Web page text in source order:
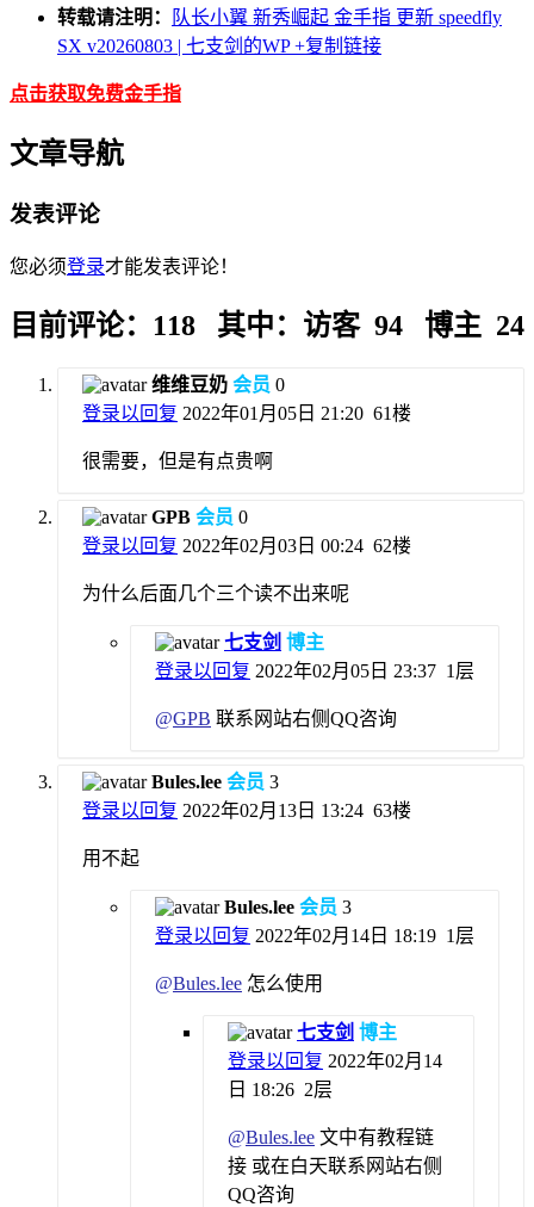
转载请注明：
队长小翼 新秀崛起 金手指 更新 speedfly
SX v20260803 | 七支剑的WP+复制链接
点击获取免费金手指
文章导航
发表评论
您必须登录才能发表评论！
目前评论：118 其中：访客 94 博主 24
维维豆奶 会员 0
登录以回复 2022年01月05日 21:20 61楼
很需要，但是有点贵啊
GPB 会员 0
登录以回复 2022年02月03日 00:24 62楼
为什么后面几个三个读不出来呢
七支剑 博主
登录以回复 2022年02月05日 23:37 1层
@GPB 联系网站右侧QQ咨询
Bules.lee 会员 3
登录以回复 2022年02月13日 13:24 63楼
用不起
Bules.lee 会员 3
登录以回复 2022年02月14日 18:19 1层
@Bules.lee 怎么使用
七支剑 博主
登录以回复 2022年02月14
日 18:26 2层
@Bules.lee 文中有教程链
接 或在白天联系网站右侧
QQ咨询